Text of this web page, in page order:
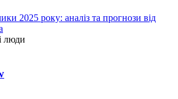
2025 року: аналіз та прогнози від
люди